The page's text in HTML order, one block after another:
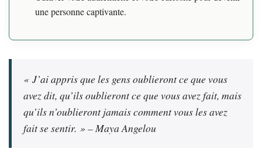
une personne captivante.
« J’ai appris que les gens oublieront ce que vous
avez dit, qu’ils oublieront ce que vous avez fait, mais
qu’ils n’oublieront jamais comment vous les avez
fait se sentir. » – Maya Angelou